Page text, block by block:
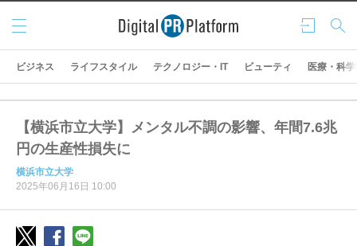
ログ
イン
検索
メニ
ュー
ビジネス ライフスタイル テクノロジー・IT ビューティ 医療・科学
【横浜市立大学】メンタル不調の影響、年間7.6兆
円の生産性損失に
横浜市立大学
2025年06月16日 10:00